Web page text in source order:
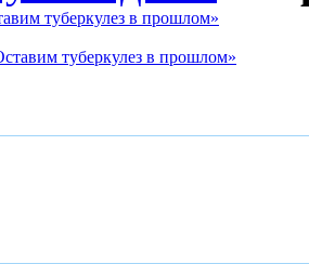
туберкулез в прошлом»